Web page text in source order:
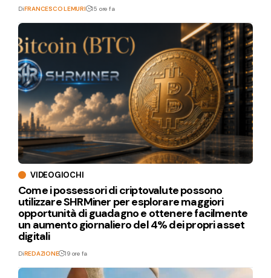
DiFRANCESCO LEMURI 15 ore fa
VIDEOGIOCHI
Come i possessori di criptovalute possono
utilizzare SHRMiner per esplorare maggiori
opportunità di guadagno e ottenere facilmente
un aumento giornaliero del 4% dei propri asset
digitali
DiREDAZIONE 19 ore fa